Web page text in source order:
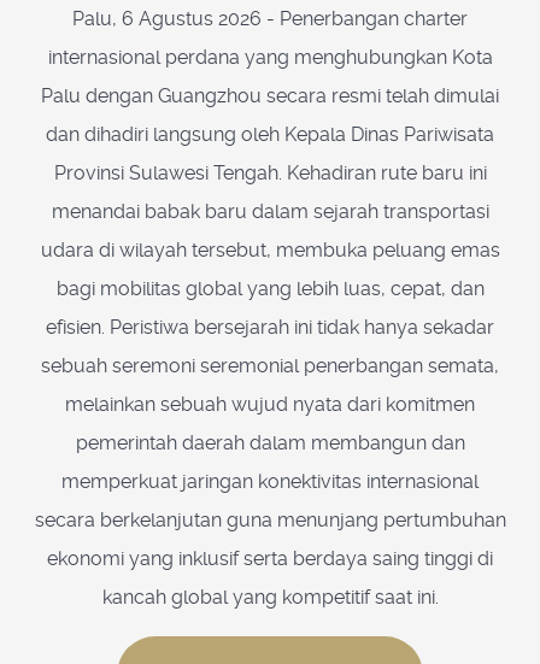
Palu, 6 Agustus 2026 - Penerbangan charter
internasional perdana yang menghubungkan Kota
Palu dengan Guangzhou secara resmi telah dimulai
dan dihadiri langsung oleh Kepala Dinas Pariwisata
Provinsi Sulawesi Tengah. Kehadiran rute baru ini
menandai babak baru dalam sejarah transportasi
udara di wilayah tersebut, membuka peluang emas
bagi mobilitas global yang lebih luas, cepat, dan
efisien. Peristiwa bersejarah ini tidak hanya sekadar
sebuah seremoni seremonial penerbangan semata,
melainkan sebuah wujud nyata dari komitmen
pemerintah daerah dalam membangun dan
memperkuat jaringan konektivitas internasional
secara berkelanjutan guna menunjang pertumbuhan
ekonomi yang inklusif serta berdaya saing tinggi di
kancah global yang kompetitif saat ini.